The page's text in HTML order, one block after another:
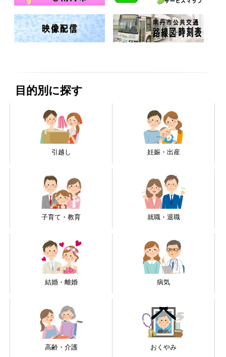
目的別に探す
引越し 妊娠・出産
子育て・教育 就職・退職
結婚・離婚 病気
高齢・介護 おくやみ